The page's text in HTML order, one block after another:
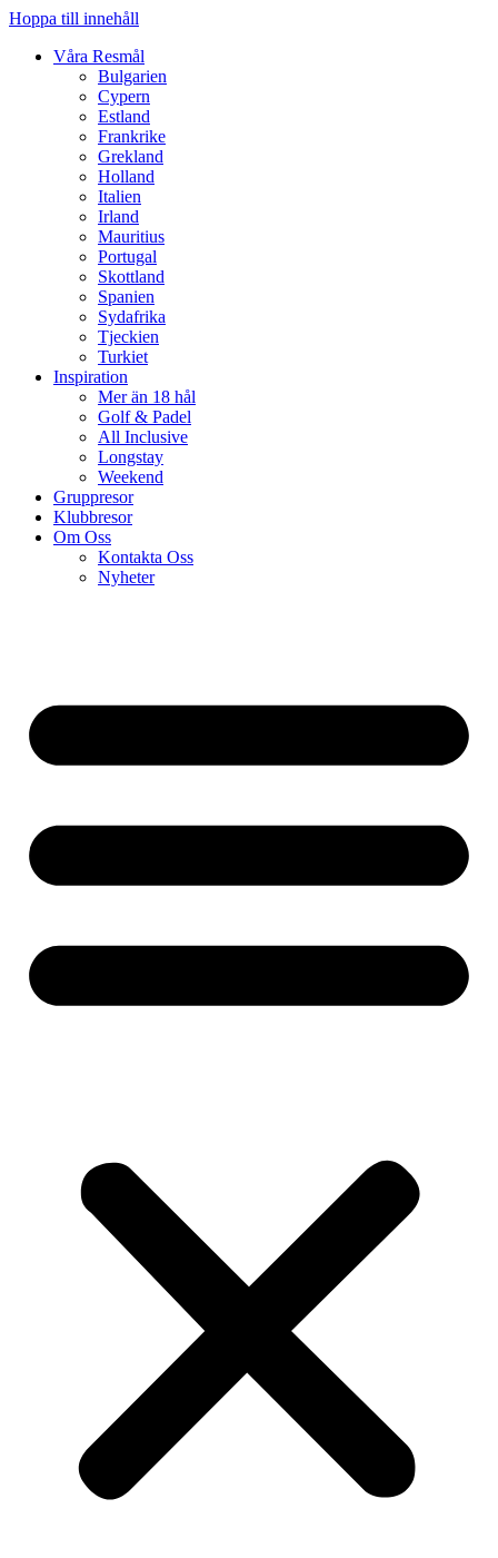
Hoppa till innehåll
Våra Resmål
Bulgarien
Cypern
Estland
Frankrike
Grekland
Holland
Italien
Irland
Mauritius
Portugal
Skottland
Spanien
Sydafrika
Tjeckien
Turkiet
Inspiration
Mer än 18 hål
Golf & Padel
All Inclusive
Longstay
Weekend
Gruppresor
Klubbresor
Om Oss
Kontakta Oss
Nyheter